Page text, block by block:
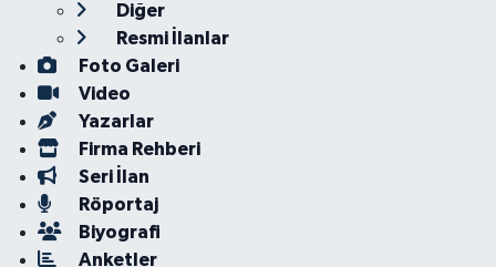
Diğer
Resmi İlanlar
Foto Galeri
Video
Yazarlar
Firma Rehberi
Seri İlan
Röportaj
Biyografi
Anketler